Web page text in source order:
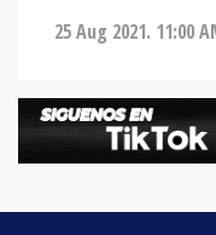
25 Aug 2021. 11:00